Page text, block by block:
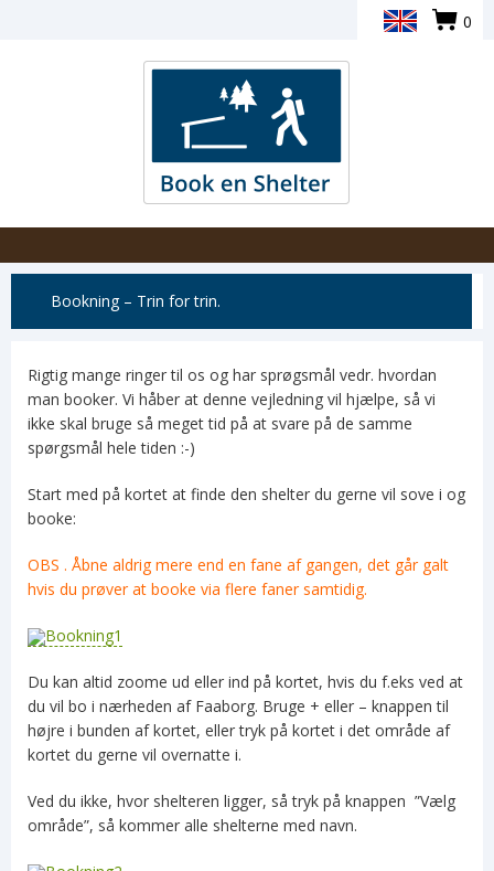
0
Bookning – Trin for trin.
Rigtig mange ringer til os og har sprøgsmål vedr. hvordan
man booker. Vi håber at denne vejledning vil hjælpe, så vi
ikke skal bruge så meget tid på at svare på de samme
spørgsmål hele tiden :-)
Start med på kortet at finde den shelter du gerne vil sove i og
booke:
OBS . Åbne aldrig mere end en fane af gangen, det går galt
hvis du prøver at booke via flere faner samtidig.
Du kan altid zoome ud eller ind på kortet, hvis du f.eks ved at
du vil bo i nærheden af Faaborg. Bruge + eller – knappen til
højre i bunden af kortet, eller tryk på kortet i det område af
kortet du gerne vil overnatte i.
Ved du ikke, hvor shelteren ligger, så tryk på knappen ”Vælg
område”, så kommer alle shelterne med navn.